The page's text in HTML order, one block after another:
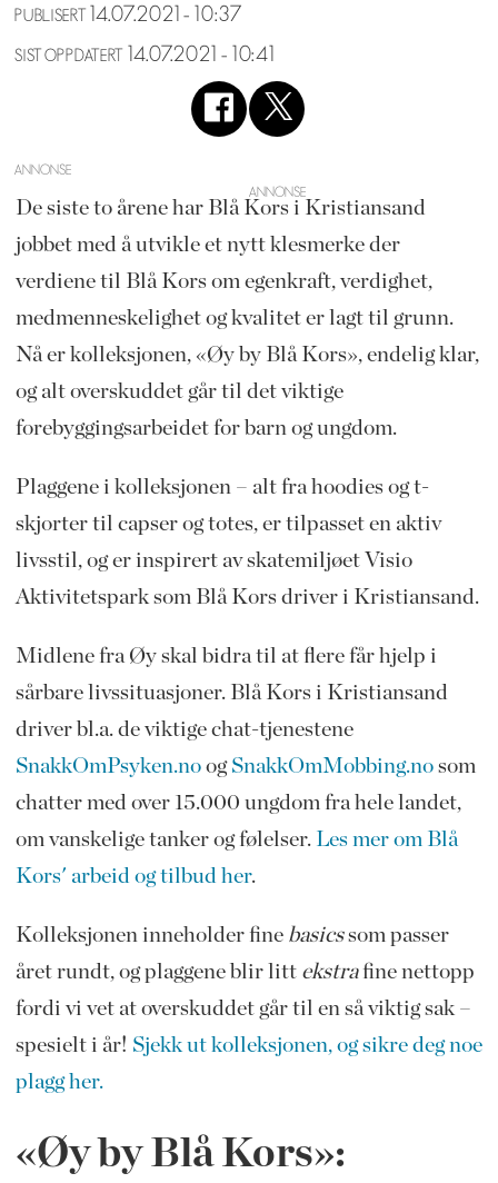
PUBLISERT 14.07.2021 - 10:37
SIST OPPDATERT 14.07.2021 - 10:41
ANNONSE
De siste to årene har Blå Kors i Kristiansand
jobbet med å utvikle et nytt klesmerke der
verdiene til Blå Kors om egenkraft, verdighet,
medmenneskelighet og kvalitet er lagt til grunn.
Nå er kolleksjonen, «Øy by Blå Kors», endelig klar,
og alt overskuddet går til det viktige
forebyggingsarbeidet for barn og ungdom.
Plaggene i kolleksjonen – alt fra hoodies og t-
skjorter til capser og totes, er tilpasset en aktiv
livsstil, og er inspirert av skatemiljøet Visio
Aktivitetspark som Blå Kors driver i Kristiansand.
Midlene fra Øy skal bidra til at flere får hjelp i
sårbare livssituasjoner. Blå Kors i Kristiansand
driver bl.a. de viktige chat-tjenestene
SnakkOmPsyken.noog SnakkOmMobbing.nosom
chatter med over 15.000 ungdom fra hele landet,
om vanskelige tanker og følelser. Les mer om Blå
Kors' arbeid og tilbud her.
Kolleksjonen inneholder fine basicssom passer
året rundt, og plaggene blir litt ekstrafine nettopp
fordi vi vet at overskuddet går til en så viktig sak –
spesielt i år! Sjekk ut kolleksjonen, og sikre deg noe
plagg her.
«Øy by Blå Kors»: